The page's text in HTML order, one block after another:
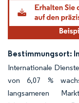
Bestimmungsort:
Internationale
von 6,07 %
langsameren